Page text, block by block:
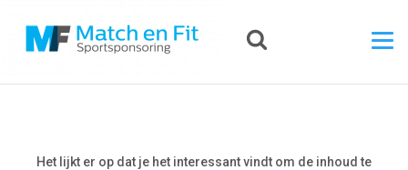
Het lijkt er op dat je het interessant vindt om de inhoud te